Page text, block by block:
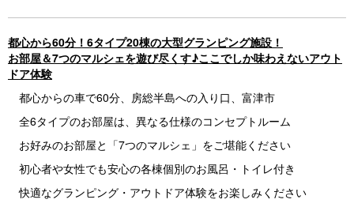
s
都心から60分！6タイプ20棟の大型グランピング施設！
お部屋＆7つのマルシェを遊び尽くす♪ここでしか味わえないアウト
ドア体験
都心からの車で60分、房総半島への入り口、富津市
全6タイプのお部屋は、異なる仕様のコンセプトルーム
お好みのお部屋と「7つのマルシェ」をご堪能ください
初心者や女性でも安心の各棟個別のお風呂・トイレ付き
快適なグランピング・アウトドア体験をお楽しみください